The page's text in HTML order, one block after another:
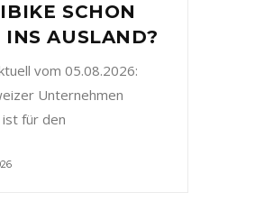
SCHON
INS AUSLAND?
vom 05.08.2026:
Unternehmen
ist für den